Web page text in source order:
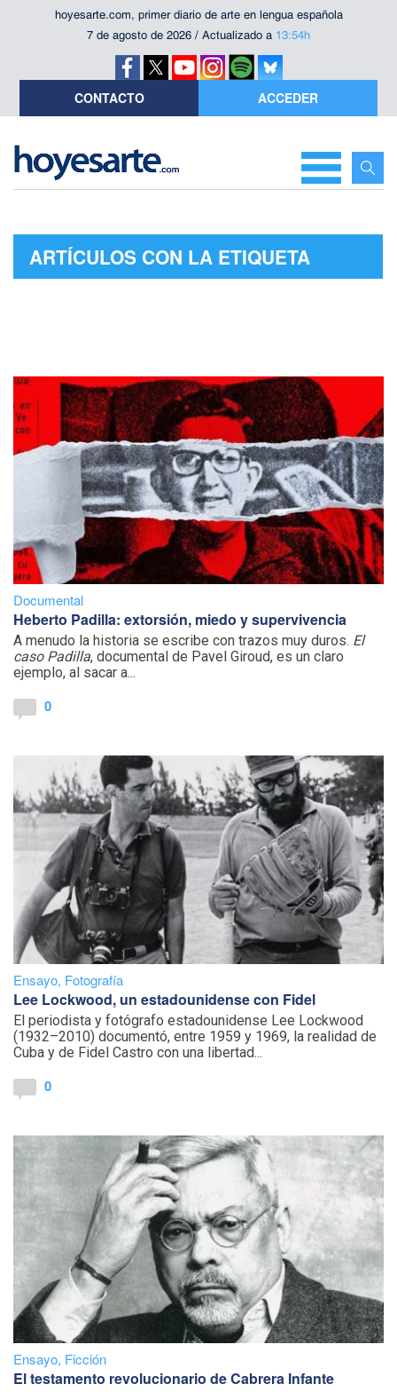
hoyesarte.com, primer diario de arte en lengua española
7 de agosto de 2026 / Actualizado a 13:54h
CONTACTO ACCEDER
ARTÍCULOS CON LA ETIQUETA
Documental
Heberto Padilla: extorsión, miedo y supervivencia
A menudo la historia se escribe con trazos muy duros. El
caso Padilla, documental de Pavel Giroud, es un claro
ejemplo, al sacar a...
0
Ensayo, Fotografía
Lee Lockwood, un estadounidense con Fidel
El periodista y fotógrafo estadounidense Lee Lockwood
(1932–2010) documentó, entre 1959 y 1969, la realidad de
Cuba y de Fidel Castro con una libertad...
0
Ensayo, Ficción
El testamento revolucionario de Cabrera Infante